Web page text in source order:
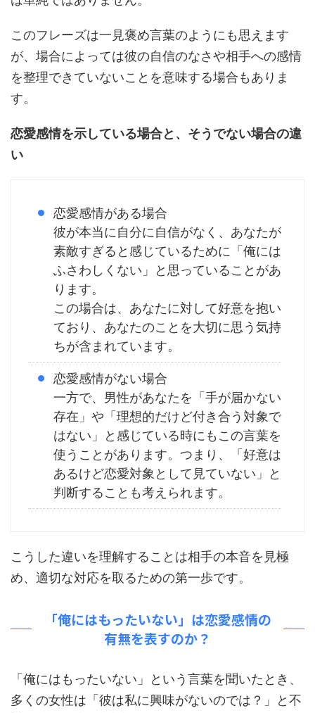
このフレーズは一見褒め言葉のようにも思えます
が、場合によっては彼の自信のなさや相手への感情
を整理できていないことを意味する場合もありま
す。
恋愛感情を示している場合と、そうでない場合の違
い
恋愛感情がある場合
彼が本当に自分に自信がなく、あなたが
素敵すぎると感じているために「俺には
ふさわしくない」と思っていることがあ
ります。
この場合は、あなたに対して好意を抱い
ており、あなたのことを大切に思う気持
ちが含まれています。
恋愛感情がない場合
一方で、男性があなたを「手が届かない
存在」や「理想的だけど付き合う対象で
はない」と感じている時にもこの言葉を
使うことがあります。つまり、「好意は
あるけど恋愛対象として見ていない」と
判断することも考えられます。
こうした違いを理解することは相手の本音を見極
め、適切な対応を取るための第一歩です。
「俺にはもったいない」は恋愛感情の
有無を表すのか？
「俺にはもったいない」という言葉を聞いたとき、
多くの女性は「彼は私に興味がないのでは？」と不